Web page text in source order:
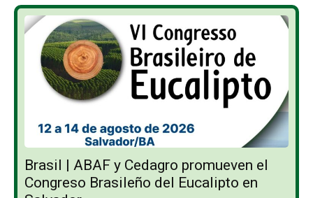
Brasil | ABAF y Cedagro promueven el
Congreso Brasileño del Eucalipto en